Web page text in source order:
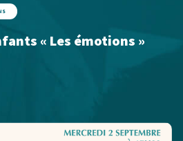
« Les émotions »